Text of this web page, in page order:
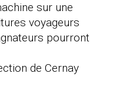
sur une
voyageurs
pourront
de Cernay